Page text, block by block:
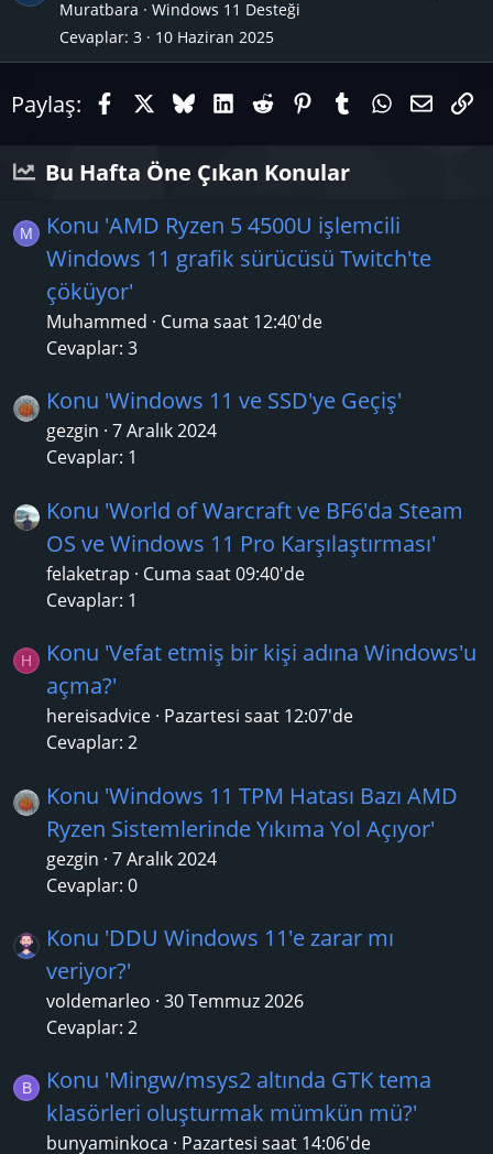
Muratbara
Windows 11 Desteği
Cevaplar 3 10 Haziran 2025
Paylaş: FacebookX (Twitter)
BlueskyLinkedIn
RedditPinterestTumblrE-
Bu Hafta Öne Çıkan Konular
M
Konu 'AMD Ryzen 5 4500U işlemcili
Windows 11 grafik sürücüsü Twitch'te
çöküyor'
Muhammed
Cuma saat 12:40'de
Cevaplar: 3
Konu 'Windows 11 ve SSD'ye Geçiş'
gezgin 7 Aralık 2024
Cevaplar: 1
Konu 'World of Warcraft ve BF6'da Steam
OS ve Windows 11 Pro Karşılaştırması'
felaketrap
Cuma saat 09:40'de
Cevaplar: 1
H
Konu 'Vefat etmiş bir kişi adına Windows'u
açma?'
hereisadvice Pazartesi saat 12:07'de
Cevaplar: 2
Konu 'Windows 11 TPM Hatası Bazı AMD
Ryzen Sistemlerinde Yıkıma Yol Açıyor'
gezgin 7 Aralık 2024
Cevaplar: 0
Konu 'DDU Windows 11'e zarar mı
veriyor?'
voldemarleo 30 Temmuz 2026
Cevaplar: 2
B
Konu 'Mingw/msys2 altında GTK tema
klasörleri oluşturmak mümkün mü?'
bunyaminkoca
Pazartesi saat 14:06'de